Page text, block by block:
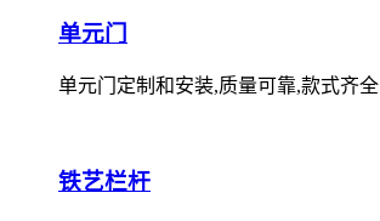
单元门
单元门定制和安装,质量可靠,款式齐全
铁艺栏杆